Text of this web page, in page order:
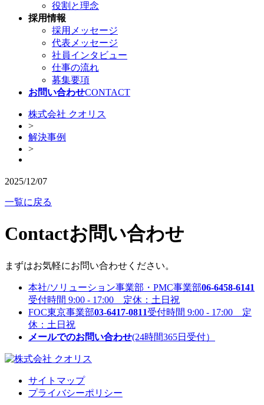
役割と理念
採用情報
採用メッセージ
代表メッセージ
社員インタビュー
仕事の流れ
募集要項
お問い合わせCONTACT
株式会社 クオリス
>
解決事例
>
2025/12/07
一覧に戻る
Contactお問い合わせ
まずはお気軽にお問い合わせください。
本社/ソリューション事業部・PMC事業部06-6458-6141
受付時間 9:00 - 17:00 定休：土日祝
FOC東京事業部03-6417-0811受付時間 9:00 - 17:00 定
休：土日祝
メールでのお問い合わせ(24時間365日受付）
サイトマップ
プライバシーポリシー